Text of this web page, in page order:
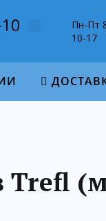
Пн-Пт
10-17
Trefl